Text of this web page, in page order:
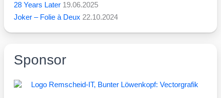
28 Years Later 19.06.2025
Joker – Folie à Deux 22.10.2024
Sponsor